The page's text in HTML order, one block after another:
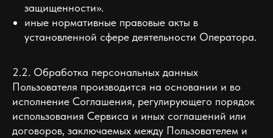
защищенности».
иные нормативные правовые акты в
установленной сфере деятельности Оператора.
2.2. Обработка персональных данных
Пользователя производится на основании и во
исполнение Соглашения, регулирующего порядок
использования Сервиса и иных соглашений или
договоров, заключаемых между Пользователем и